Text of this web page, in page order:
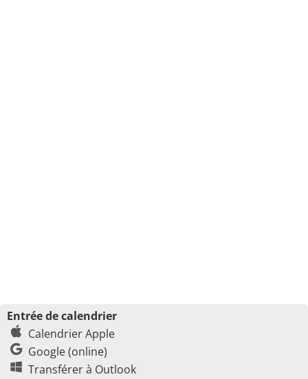
Entrée de calendrier
Calendrier Apple
Google (online)
Transférer à Outlook